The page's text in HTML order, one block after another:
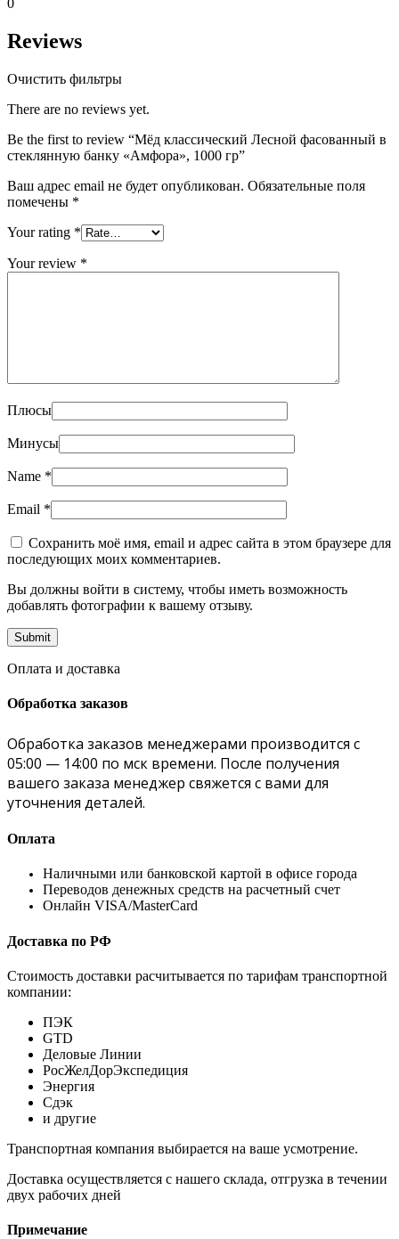
Reviews
Очистить фильтры
There are no reviews yet.
Be the first to review “Мёд классический Лесной фасованный в
стеклянную банку «Амфора», 1000 гр”
Ваш адрес email не будет опубликован. Обязательные поля
помечены *
Your rating *
Your review *
Плюсы
Минусы
Name *
Email *
Сохранить моё имя, email и адрес сайта в этом браузере для
последующих моих комментариев.
Вы должны войти в систему, чтобы иметь возможность
добавлять фотографии к вашему отзыву.
Оплата и доставка
Обработка заказов
Обработка заказов менеджерами производится с
05:00 — 14:00 по мск времени. После получения
вашего заказа менеджер свяжется с вами для
уточнения деталей.
Оплата
Наличными или банковской картой в офисе города
Переводов денежных средств на расчетный счет
Онлайн VISA/MasterCard
Доставка по РФ
Стоимость доставки расчитывается по тарифам транспортной
компании:
ПЭК
GTD
Деловые Линии
РосЖелДорЭкспедиция
Энергия
Сдэк
и другие
Транспортная компания выбирается на ваше усмотрение.
Доставка осуществляется с нашего склада, отгрузка в течении
двух рабочих дней
Примечание